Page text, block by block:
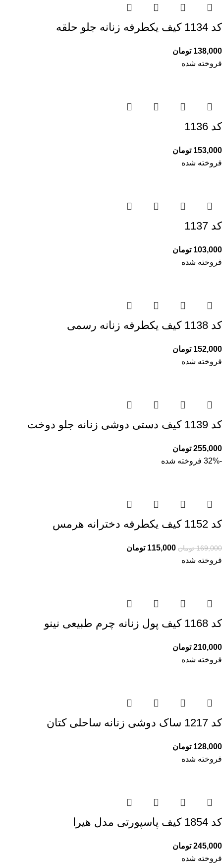
کد 1134 کیف یکطرفه زنانه جلو حلقه
138,000 تومان
فروخته شده
کد 1136
153,000 تومان
فروخته شده
کد 1137
103,000 تومان
فروخته شده
کد 1138 کیف یکطرفه زنانه رسمی
152,000 تومان
فروخته شده
کد 1139 کیف دستی دوشی زنانه جلو دوخت
255,000 تومان
-32%
فروخته شده
کد 1152 کیف یکطرفه دخترانه هرمس
169,000 تومان 115,000 تومان
فروخته شده
کد 1168 کیف پول زنانه چرم طبیعی نینو
210,000 تومان
فروخته شده
کد 1217 ساک دوشی زنانه ساحلی کتان
128,000 تومان
فروخته شده
کد 1854 کیف پاسپورتی مدل هیرا
245,000 تومان
فروخته شده